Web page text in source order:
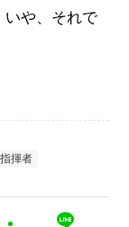
いや、それで
指揮者